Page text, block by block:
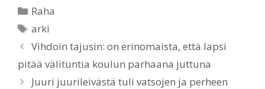
Categories
Raha
Tags
arki
Vihdoin tajusin: on erinomaista, että lapsi
pitää välituntia koulun parhaana juttuna
Juuri juurileivästä tuli vatsojen ja perheen